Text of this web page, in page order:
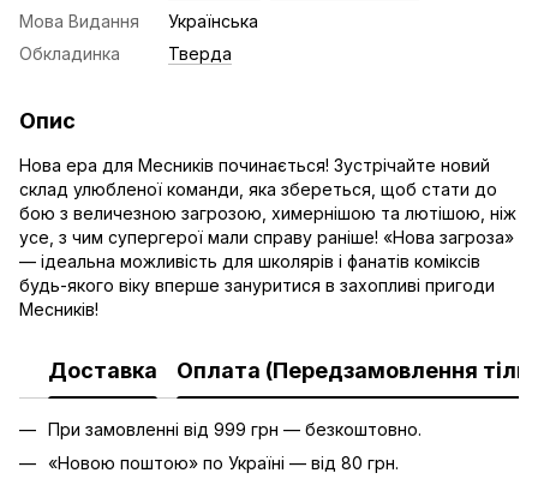
Мова Видання
Українська
Обкладинка
Тверда
Опис
Нова ера для Месників починається! Зустрічайте новий
склад улюбленої команди, яка збереться, щоб стати до
бою з величезною загрозою, химернішою та лютішою, ніж
усе, з чим супергерої мали справу раніше! «Нова загроза»
— ідеальна можливість для школярів і фанатів коміксів
будь-якого віку вперше зануритися в захопливі пригоди
Месників!
Доставка Оплата (Передзамовлення
При замовленні від 999 грн — безкоштовно.
«Новою поштою» по Україні — від 80 грн.